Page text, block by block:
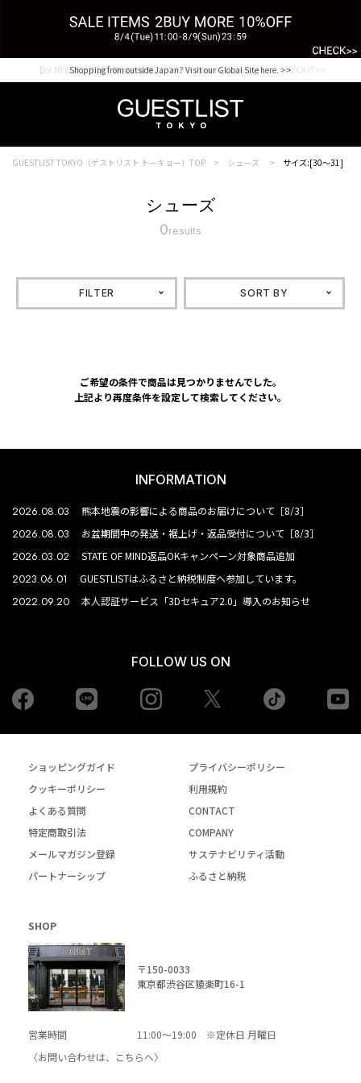
Shopping from outside Japan? Visit our Global Site here. >>
【for NEW MEMBER】新規会員様1000Point Present Campaign CHECK IT>>
GUESTLIST TOKYO（ゲストリスト トーキョー）TOP シューズ サイズ:[30～31]
シューズ
0results
FILTER SORT BY
ご希望の条件で商品は見つかりませんでした。
上記より再度条件を設定して検索してください。
INFORMATION
2026.08.03 熊本地震の影響による商品のお届けについて［8/3］
2026.08.03 お盆期間中の発送・裾上げ・返品受付について［8/3］
2026.03.02 STATE OF MIND返品OKキャンペーン対象商品追加
2023.06.01 GUESTLISTはふるさと納税制度へ参加しています。
2022.09.20 本人認証サービス「3Dセキュア2.0」導入のお知らせ
FOLLOW US ON
Facebook Instagram tiktok
ショッピングガイド
プライバシーポリシー
クッキーポリシー
利用規約
よくある質問
CONTACT
特定商取引法
COMPANY
メールマガジン登録
サステナビリティ活動
パートナーシップ
ふるさと納税
SHOP
〒150-0033
東京都渋谷区猿楽町16-1
営業時間
11:00～19:00 ※定休日 月曜日
〈お問い合わせは、
こちらへ〉